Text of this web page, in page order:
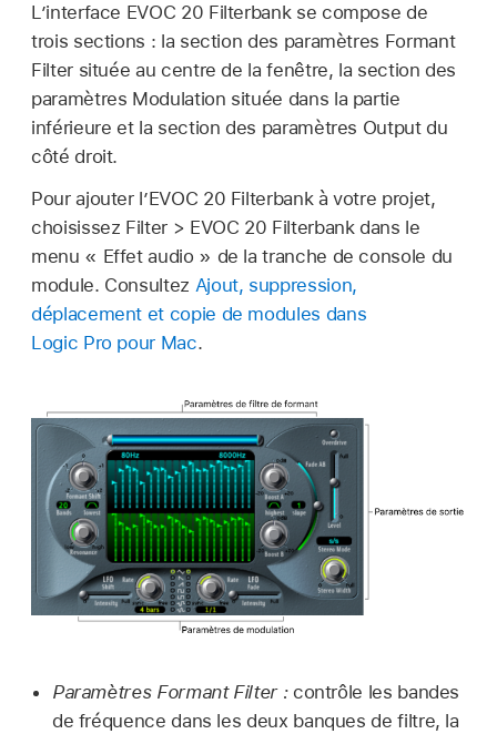
L’interface EVOC 20 Filterbank se compose de
trois sections : la section des paramètres Formant
Filter située au centre de la fenêtre, la section des
paramètres Modulation située dans la partie
inférieure et la section des paramètres Output du
côté droit.
Pour ajouter l’EVOC 20 Filterbank à votre projet,
choisissez Filter > EVOC 20 Filterbank dans le
menu « Effet audio » de la tranche de console du
module. Consultez Ajout, suppression,
déplacement et copie de modules dans
Logic Pro pour Mac.
Paramètres Formant Filter :contrôle les bandes
de fréquence dans les deux banques de filtre, la